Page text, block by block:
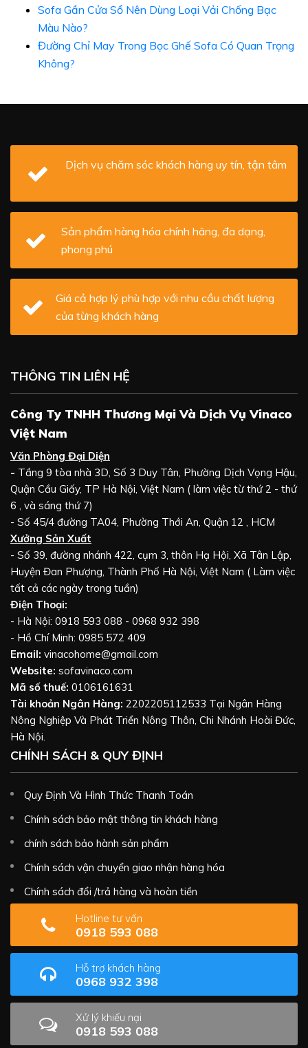
Sofa Gần Cửa Sổ Nên Dùng Loại Vải Chống Bạc
Màu Nào?
Đường Chỉ May Trong Bọc Ghế Sofa Có Quan Trọng
Không?
Dịch vụ chăm sóc khách hàng uy tín, tận tâm
Sản phẩm hàng hóa chính hãng, đa dạng,
phong phú
Giá cả hợp lý phù hợp với nhu cầu chất lượng
của từng khách hàng
THÔNG TIN LIÊN HỆ
Công Ty TNHH Thương Mại Và Dịch Vụ Vinaco
Việt Nam
Văn Phòng Đại Diện
- Tầng 9 tòa nhà 3D, Số 3 Duy Tân, Phường Dịch Vọng Hậu,
Quận Cầu Giấy, TP Hà Nội, Việt Nam ( làm việc từ thứ 2 - thứ
6 , và sáng thứ 7)
- Số 45/4 đường TA04, Phường Thới An, Quận 12 , HCM
Xưởng Sản Xuất
- Số 39, đường nhánh 422, cụm 3, thôn Hạ Hội, Xã Tân Lập,
Huyện Đan Phượng, Thành Phố Hà Nội, Việt Nam ( Làm việc
tất cả các ngày trong tuần)
Điện Thoại:
- Hà Nội: 0918 593 088 - 0968 932 398
- Hồ Chí Minh: 0985 572 409
Email: vinacohome@gmail.com
Website: sofavinaco.com
Mã số thuế: 0106161631
Tài khoản Ngân Hàng: 2202205112533 Tại Ngân Hàng
Nông Nghiệp Và Phát Triển Nông Thôn, Chi Nhánh Hoài Đức,
Hà Nội.
CHÍNH SÁCH & QUY ĐỊNH
Quy Định Và Hình Thức Thanh Toán
Chính sách bảo mật thông tin khách hàng
chính sách bảo hành sản phẩm
Chính sách vận chuyển giao nhận hàng hóa
Chính sách đổi /trả hàng và hoàn tiền
Hotline tư vấn
0918 593 088
Hỗ trợ khách hàng
0968 932 398
Xử lý khiếu nại
0918 593 088